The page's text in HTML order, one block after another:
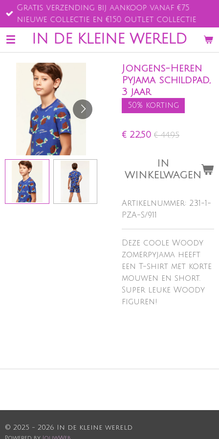
Ga
direct
naar
de
IN DE KLEINE WERELD
Gratis verzending bij aankoop vanaf €75
nieuwe collectie en €150 outlet collectie
Jongens-Heren
Pyjama schildpad,
3 jaar
50% korting
€ 22,50 € 44,95
IN
WINKELWAGEN
Artikelnummer: 231-1-
PZA-S/911
Deze coole Woody
zomerpyjama heeft
een T-shirt met korte
mouwen en short.
Super leuke Woody
figuren!
© 2025 - 2026 In de kleine wereld